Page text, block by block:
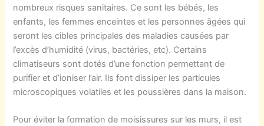
nombreux risques sanitaires. Ce sont les bébés, les
enfants, les femmes enceintes et les personnes âgées qui
seront les cibles principales des maladies causées par
l’excès d’humidité (virus, bactéries, etc). Certains
climatiseurs sont dotés d’une fonction permettant de
purifier et d’ioniser l’air. Ils font dissiper les particules
microscopiques volatiles et les poussières dans la maison.
Pour éviter la formation de moisissures sur les murs, il est